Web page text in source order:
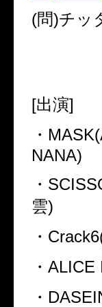
(問)チッ
[出演]
・
NANA)
・
雲)
・
・ ALICE
・